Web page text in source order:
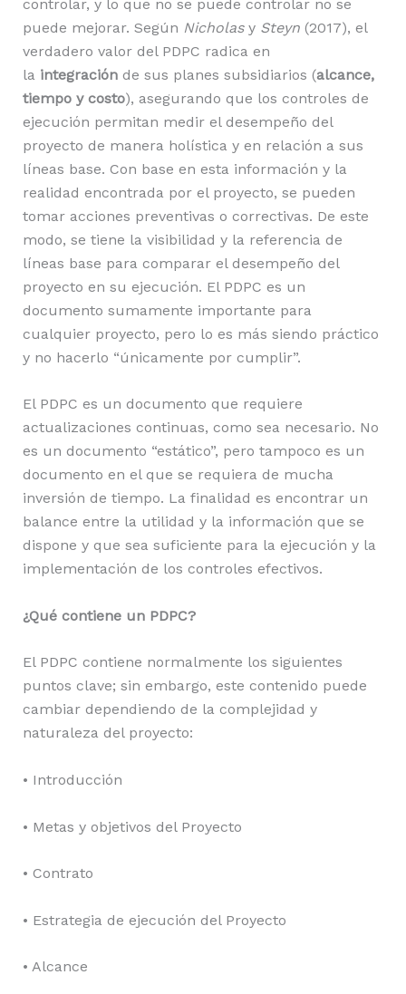
controlar, y lo que no se puede controlar no se
puede mejorar. Según Nicholasy Steyn(2017), el
verdadero valor del PDPC radica en
la integraciónde sus planes subsidiarios (alcance,
tiempo y costo), asegurando que los controles de
ejecución permitan medir el desempeño del
proyecto de manera holística y en relación a sus
líneas base. Con base en esta información y la
realidad encontrada por el proyecto, se pueden
tomar acciones preventivas o correctivas. De este
modo, se tiene la visibilidad y la referencia de
líneas base para comparar el desempeño del
proyecto en su ejecución. El PDPC es un
documento sumamente importante para
cualquier proyecto, pero lo es más siendo práctico
y no hacerlo “únicamente por cumplir”.
El PDPC es un documento que requiere
actualizaciones continuas, como sea necesario. No
es un documento “estático”, pero tampoco es un
documento en el que se requiera de mucha
inversión de tiempo. La finalidad es encontrar un
balance entre la utilidad y la información que se
dispone y que sea suficiente para la ejecución y la
implementación de los controles efectivos.
¿Qué contiene un PDPC?
El PDPC contiene normalmente los siguientes
puntos clave; sin embargo, este contenido puede
cambiar dependiendo de la complejidad y
naturaleza del proyecto:
• Introducción
• Metas y objetivos del Proyecto
• Contrato
• Estrategia de ejecución del Proyecto
• Alcance